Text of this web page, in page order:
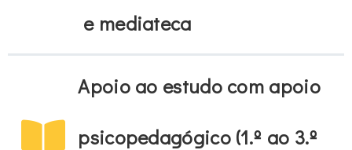
e mediateca
Apoio ao estudo com apoio
psicopedagógico (1.º ao 3.º